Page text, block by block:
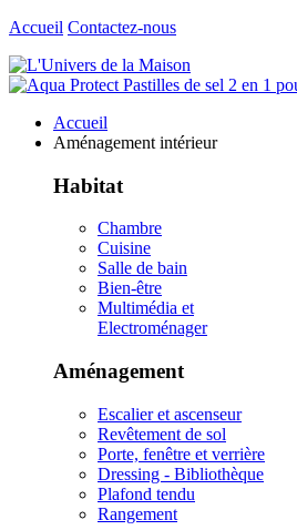
Accueil Contactez-nous
Accueil
Aménagement intérieur
Habitat
Chambre
Cuisine
Salle de bain
Bien-être
Multimédia et
Electroménager
Aménagement
Escalier et ascenseur
Revêtement de sol
Porte, fenêtre et verrière
Dressing - Bibliothèque
Plafond tendu
Rangement